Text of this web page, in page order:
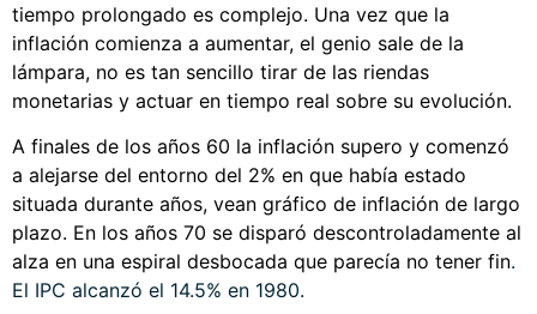
tiempo prolongado es complejo. Una vez que la
inflación comienza a aumentar, el genio sale de la
lámpara, no es tan sencillo tirar de las riendas
monetarias y actuar en tiempo real sobre su evolución.
A finales de los años 60 la inflación supero y comenzó
a alejarse del entorno del 2% en que había estado
situada durante años, vean gráfico de inflación de largo
plazo. En los años 70 se disparó descontroladamente al
alza en una espiral desbocada que parecía no tener fin.
El IPC alcanzó el 14.5% en 1980.